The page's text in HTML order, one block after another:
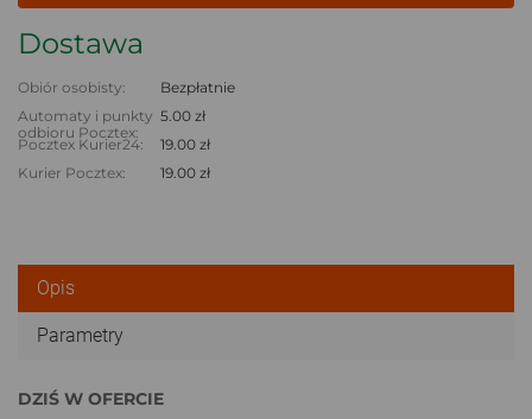
Dostawa
Obiór osobisty:
Bezpłatnie
Automaty i punkty
odbioru Pocztex:
5.00 zł
Pocztex Kurier24:
19.00 zł
Kurier Pocztex:
19.00 zł
Opis
Parametry
DZIŚ W OFERCIE